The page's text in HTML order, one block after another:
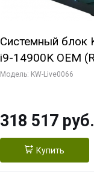
Системный блок
i9-14900K OEM
7, C24 16EC/
GDDR7 256bit/ 1
Модель: KW-Live0066
318 517 руб.
Купить